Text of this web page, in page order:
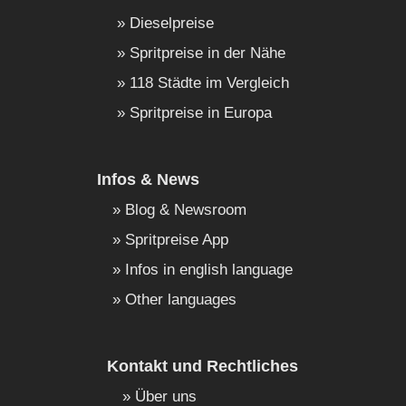
Dieselpreise
Spritpreise in der Nähe
118 Städte im Vergleich
Spritpreise in Europa
Infos & News
Blog & Newsroom
Spritpreise App
Infos in english language
Other languages
Kontakt und Rechtliches
Über uns